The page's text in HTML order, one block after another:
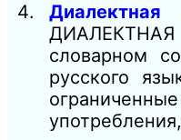
Диалектная
словарном
русского